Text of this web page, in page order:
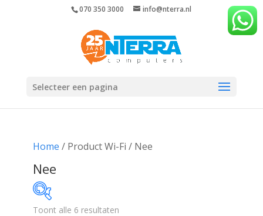
070 350 3000 info@nterra.nl
Selecteer een pagina
Home / Product Wi-Fi / Nee
Nee
Toont alle 6 resultaten